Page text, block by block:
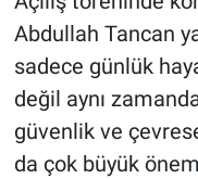
Abdullah Tancan
sadece günlük
değil aynı
güvenlik ve
da çok büyük